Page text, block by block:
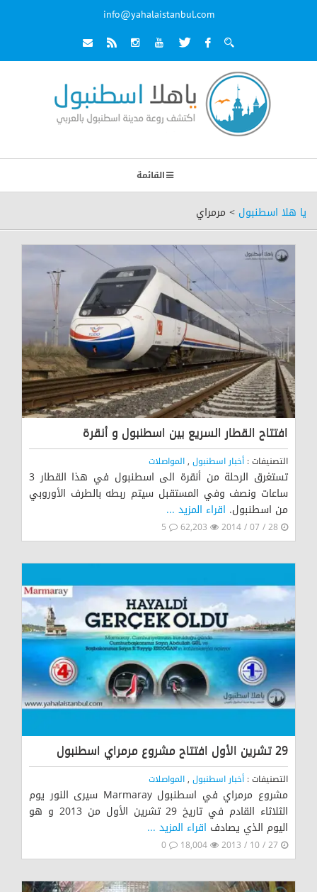
info@yahalaistanbul.com
القائمة
يا هلا اسطنبول > مرمراي
افتتاح القطار السريع بين اسطنبول و أنقرة
التصنيفات : أخبار اسطنبول ,المواصلات
تستغرق الرحلة من أنقرة الى اسطنبول في هذا القطار 3
ساعات ونصف وفي المستقبل سيتم ربطه بالطرف الأوروبي
من اسطنبول. اقراء المزيد ...
29 تشرين الأول افتتاح مشروع مرمراي اسطنبول
التصنيفات : أخبار اسطنبول ,المواصلات
مشروع مرمراي في اسطنبول Marmaray سيرى النور يوم
الثلاثاء القادم في تاريخ 29 تشرين الأول من 2013 و هو
اليوم الذي يصادف اقراء المزيد ...